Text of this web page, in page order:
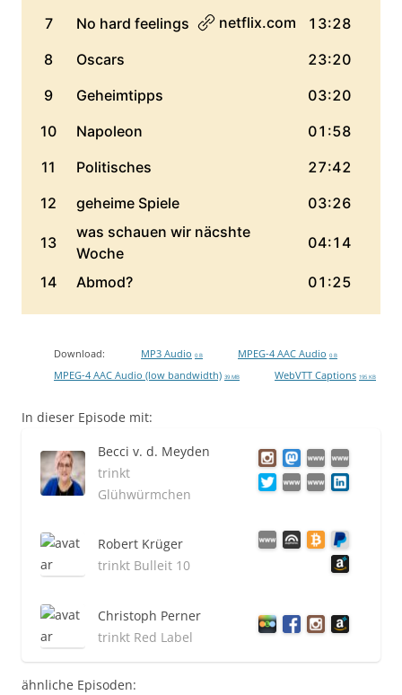
Download: MP3 Audio 0 B MPEG-4 AAC Audio 0 B
MPEG-4 AAC Audio (low bandwidth) 39 MB WebVTT Captions 195 KB
In dieser Episode mit:
Becci v. d. Meyden
trinkt
Glühwürmchen
Robert Krüger
trinkt Bulleit 10
Christoph Perner
trinkt Red Label
ähnliche Episoden: